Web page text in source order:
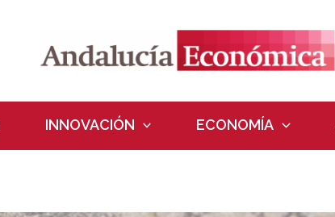
INNOVACIÓN ECONOMÍA